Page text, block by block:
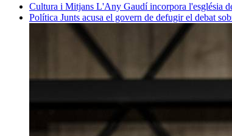
Cultura i Mitjans L'Any Gaudí incorpora l'església
Política Junts acusa el govern de defugir el debat